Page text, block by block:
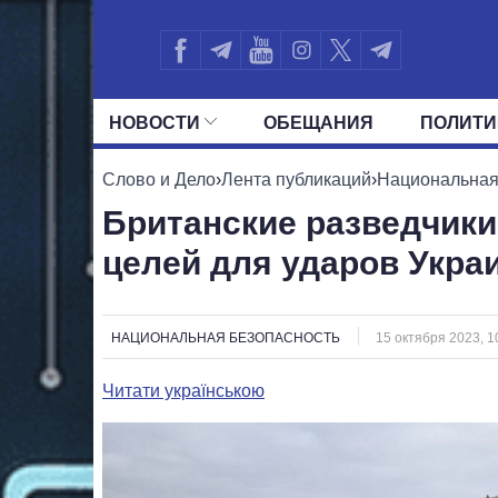
НОВОСТИ ОБЕЩАНИЯ
ВСЕ ПОЛИТИКИ ПРЕЗИДЕНТ И
Слово и Дело›Лента публикаций›
Британские
целей для ударов
НАЦИОНАЛЬНАЯ БЕЗОПАСНОСТЬ 15 октября 2023,
Читати українською